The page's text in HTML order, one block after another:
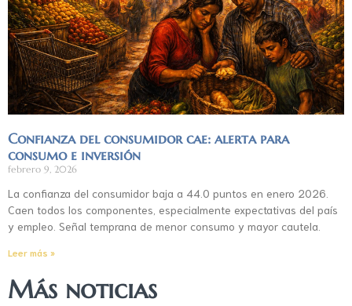
Confianza del consumidor cae: alerta para
consumo e inversión
febrero 9, 2026
La confianza del consumidor baja a 44.0 puntos en enero 2026.
Caen todos los componentes, especialmente expectativas del país
y empleo. Señal temprana de menor consumo y mayor cautela.
Leer más »
Más noticias